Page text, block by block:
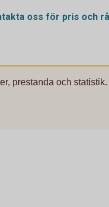
oss för pris och
prestanda och statistik.